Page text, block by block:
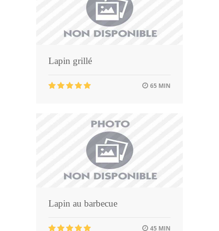
Lapin grillé
65 MIN
Lapin au barbecue
45 MIN